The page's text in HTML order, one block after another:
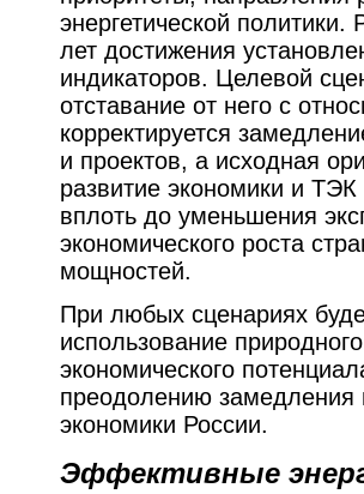
энергетической
лет достижения
индикаторов. Целевой
отставание от него с
корректируется
и проектов, а исходная
развитие экономики и
вплоть до уменьшения
экономического роста
мощностей.
При любых сценариях
использование
экономического
преодолению
экономики России.
Эффективные